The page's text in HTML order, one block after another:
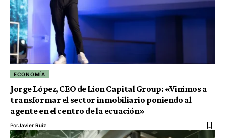
ECONOMÍA
Jorge López, CEO de Lion Capital Group: «Vinimos a
transformar el sector inmobiliario poniendo al
agente en el centro de la ecuación»
PorJavier Ruiz